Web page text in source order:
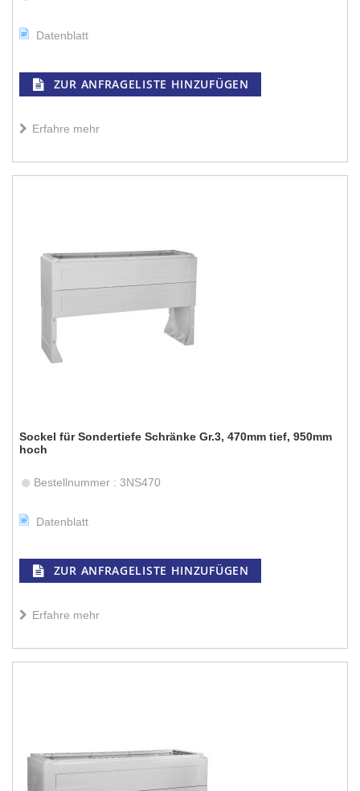
Datenblatt
ZUR ANFRAGELISTE HINZUFÜGEN
Erfahre mehr
Sockel für Sondertiefe Schränke Gr.3, 470mm tief, 950mm
hoch
Bestellnummer : 3NS470
Datenblatt
ZUR ANFRAGELISTE HINZUFÜGEN
Erfahre mehr